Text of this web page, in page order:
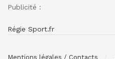
Publicité :
Régie Sport.fr
Mentions légales / Contacts